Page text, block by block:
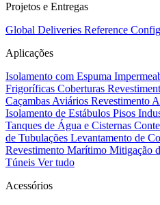
Projetos e Entregas
Global Deliveries Reference
Aplicações
Isolamento com Espuma
Frigoríficas Coberturas
Caçambas Aviários Revestimento
Isolamento de Estábulos Pisos
Tanques de Água e Cisternas
de Tubulações Levantamento de
Revestimento Marítimo Mitigação
Túneis Ver tudo
Acessórios